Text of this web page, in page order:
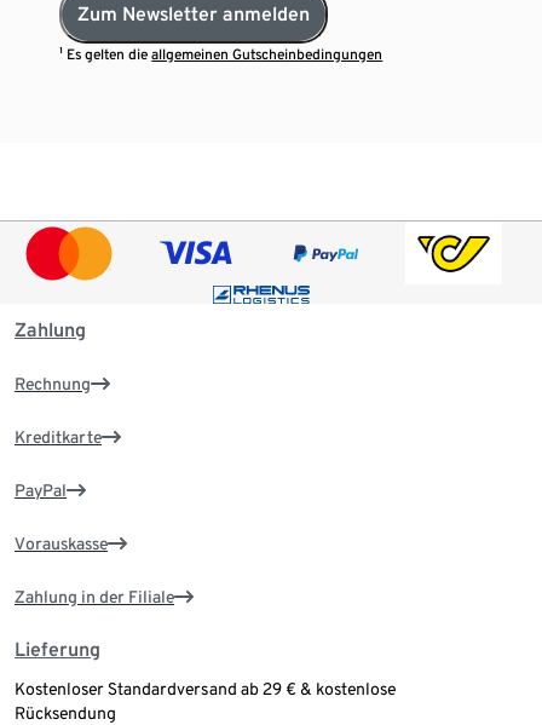
Zum Newsletter anmelden
¹ Es gelten dieallgemeinen Gutscheinbedingungen
Zahlung
Rechnung
Kreditkarte
PayPal
Vorauskasse
Zahlung in der Filiale
Lieferung
Kostenloser Standardversand ab 29 € & kostenlose
Rücksendung